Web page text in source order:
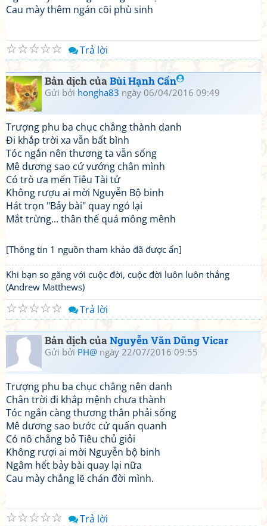
Cau mày thêm ngán cõi phù sinh
☆
☆
☆
☆
☆ Trả lời
Bản dịch củaBùi Hạnh Cẩn
Gửi bởi hongha83 ngày 06/04/2016 09:49
Trượng phu ba chục chẳng thành danh
Đi khắp trời xa vẫn bất bình
Tóc ngắn nên thương ta vẫn sống
Mê dương sao cứ vướng chân mình
Có trò ưa mến Tiêu Tài tử
Không rượu ai mời Nguyễn Bộ binh
Hát trọn "Bảy bài" quay ngó lại
Mắt trừng... thân thế quá mông mênh
[Thông tin 1 nguồn tham khảo đã được ẩn]
Khi bạn so găng với cuộc đời, cuộc đời luôn luôn thắng
(Andrew Matthews)
☆
☆
☆
☆
☆ Trả lời
Bản dịch củaNguyễn Văn Dũng Vicar
Gửi bởi PH@ ngày 22/07/2016 09:55
Trượng phu ba chục chẳng nên danh
Chân trời đi khắp mệnh chưa thành
Tóc ngắn càng thương thân phải sống
Mê dương sao bước cứ quấn quanh
Có nô chẳng bỏ Tiêu chủ giỏi
Không rượi ai mời Nguyễn bộ binh
Ngâm hết bảy bài quay lại nữa
Cau mày chẳng lẽ chán đời mình.
☆
☆
☆
☆
☆ Trả lời